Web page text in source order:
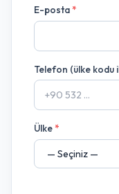
E-posta*
Telefon (ülke kodu
Ülke*